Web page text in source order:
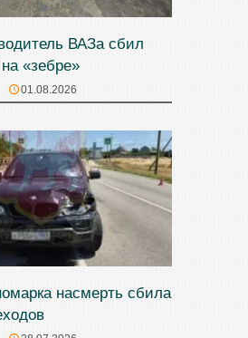
ВАЗа сбил
«зебре»
01.08.2026
насмерть сбила